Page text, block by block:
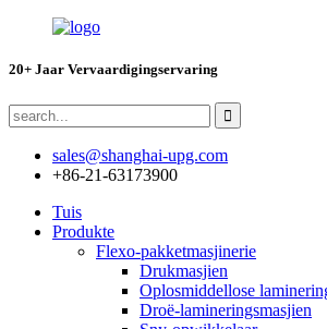
20+ Jaar Vervaardigingservaring
sales@shanghai-upg.com
+86-21-63173900
Tuis
Produkte
Flexo-pakketmasjinerie
Drukmasjien
Oplosmiddellose
Droë-lamineringsmasjien